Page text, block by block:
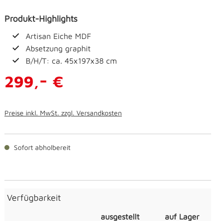
Produkt-Highlights
Artisan Eiche MDF
Absetzung graphit
B/H/T: ca. 45x197x38 cm
299,- €
Preise inkl. MwSt. zzgl. Versandkosten
Sofort abholbereit
Verfügbarkeit
ausgestellt auf Lager